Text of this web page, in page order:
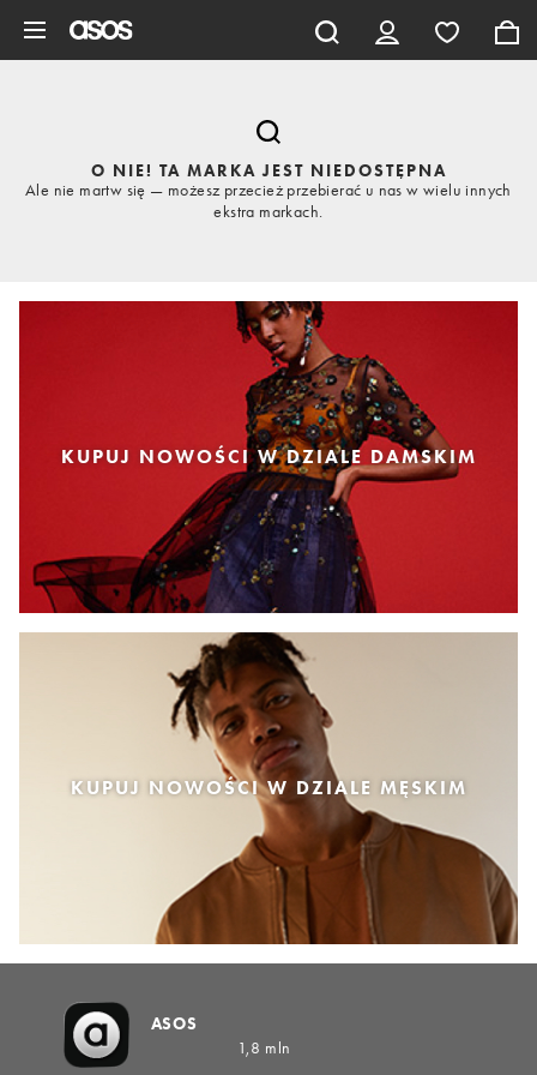
O NIE! TA MARKA JEST NIEDOSTĘPNA
Ale nie martw się — możesz przecież przebierać u nas w wielu innych
ekstra markach.
KUPUJ NOWOŚCI W DZIALE DAMSKIM
KUPUJ NOWOŚCI W DZIALE MĘSKIM
ASOS
1,8 mln